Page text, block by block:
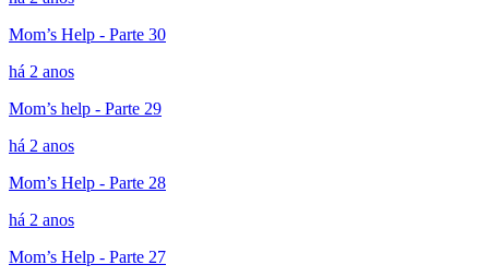
Mom’s Help - Parte 30
há 2 anos
Mom’s help - Parte 29
há 2 anos
Mom’s Help - Parte 28
há 2 anos
Mom’s Help - Parte 27